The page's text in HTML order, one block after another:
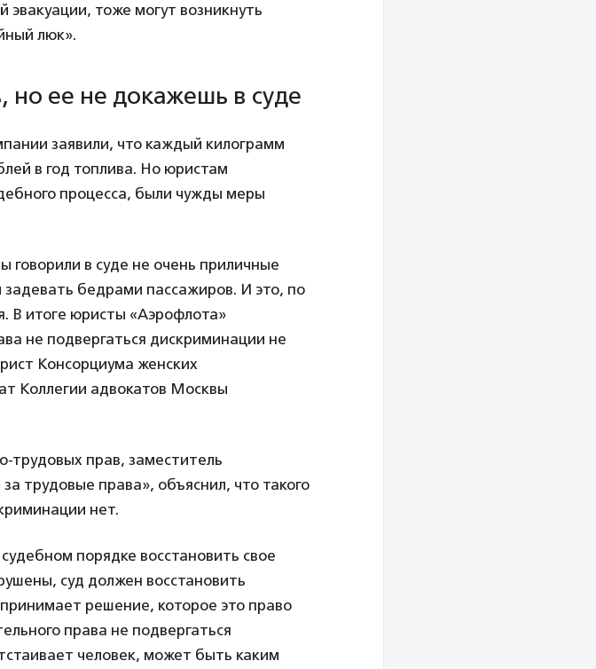
эвакуации, тоже могут возникнуть
люк».
но ее не докажешь в суде
заявили, что каждый килограмм
в год топлива. Но юристам
процесса, были чужды меры
в суде не очень приличные
бедрами пассажиров. И это, по
В итоге юристы «Аэрофлота»
не подвергаться дискриминации не
Консорциума женских
Коллегии адвокатов Москвы
трудовых прав, заместитель
трудовые права», объяснил, что такого
нет.
порядке восстановить свое
суд должен восстановить
решение, которое это право
права не подвергаться
человек, может быть каким